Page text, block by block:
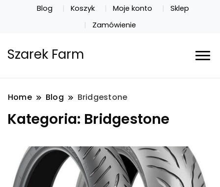
Blog Koszyk Moje konto
Sklep
Zamówienie
Szarek Farm
Home Blog Bridgestone
Kategoria: Bridgestone